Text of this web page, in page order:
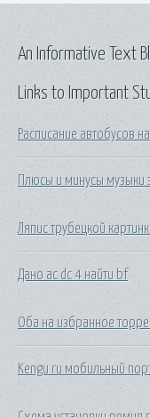
Links to Important
Расписание автобусов
Плюсы и минусы музыки
Ляпис трубецкой
Дано ac dc 4 найти bf
Оба на избранное
Kengu ru мобильный
An Informative Text